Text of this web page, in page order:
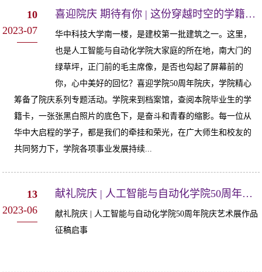
10
2023-07
喜迎院庆 期待有你 | 这份穿越时空的学籍卡是你青春的独家记忆
华中科技大学南一楼，是建校第一批建筑之一。这里，
也是人工智能与自动化学院大家庭的所在地，南大门的
绿草坪，正门前的毛主席像，是否也勾起了屏幕前的
你，心中美好的回忆？喜迎学院50周年院庆，学院精心
筹备了院庆系列专题活动。学院来到档案馆，查阅本院毕业生的学
籍卡，一张张黑白照片的底色下，是奋斗和青春的缩影。每一位从
华中大启程的学子，都是我们的牵挂和荣光，在广大师生和校友的
共同努力下，学院各项事业发展持续...
13
2023-06
献礼院庆 | 人工智能与自动化学院50周年院庆艺术展作品征稿启事
献礼院庆 | 人工智能与自动化学院50周年院庆艺术展作品
征稿启事